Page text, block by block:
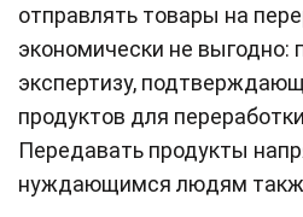
отправлять товары на
экономически не выгодно:
экспертизу,
продуктов для
Передавать продукты
нуждающимся людям